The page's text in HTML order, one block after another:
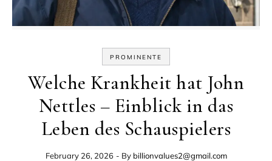
PROMINENTE
Welche Krankheit hat John
Nettles – Einblick in das
Leben des Schauspielers
February 26, 2026 - By billionvalues2@gmail.com